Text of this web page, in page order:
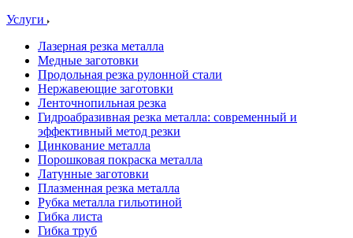
Услуги
Лазерная резка металла
Медные заготовки
Продольная резка рулонной стали
Нержавеющие заготовки
Ленточнопильная резка
Гидроабразивная резка металла: современный и
эффективный метод резки
Цинкование металла
Порошковая покраска металла
Латунные заготовки
Плазменная резка металла
Рубка металла гильотиной
Гибка листа
Гибка труб